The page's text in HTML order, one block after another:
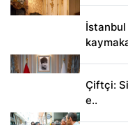
İstanbul
Çiftçi:
e..